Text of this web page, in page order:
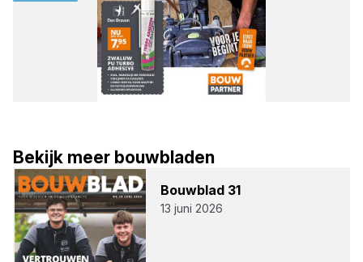
Bekijk meer bouwbladen
Bouw­blad 31
13 juni 2026